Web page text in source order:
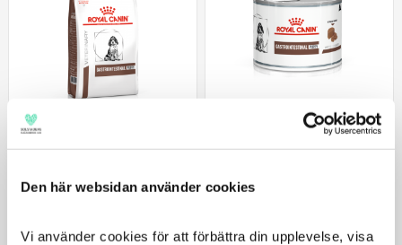
Den här websidan använder cookies
Vi använder cookies för att förbättra din upplevelse, visa
Royal Canin Veterinary Diet
avvänjningsdiarré),
Royal Canin Veterinary Diet
Mousse
kronisk diarré (inklusive